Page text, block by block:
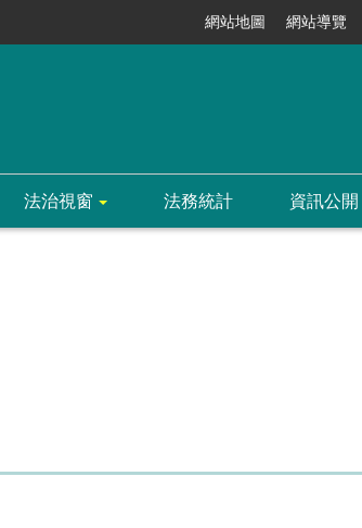
網站地圖 網站導覽
法治視窗 法務統計 資訊公開